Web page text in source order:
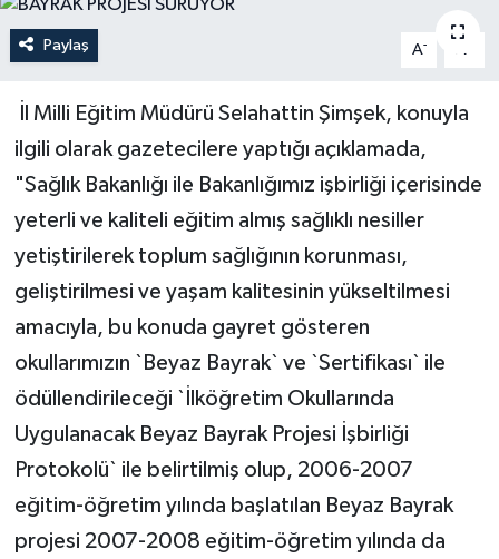
Paylaş A- A
İl Milli Eğitim Müdürü Selahattin Şimşek, konuyla
ilgili olarak gazetecilere yaptığı açıklamada,
"Sağlık Bakanlığı ile Bakanlığımız işbirliği içerisinde
yeterli ve kaliteli eğitim almış sağlıklı nesiller
yetiştirilerek toplum sağlığının korunması,
geliştirilmesi ve yaşam kalitesinin yükseltilmesi
amacıyla, bu konuda gayret gösteren
okullarımızın `Beyaz Bayrak` ve `Sertifikası` ile
ödüllendirileceği `İlköğretim Okullarında
Uygulanacak Beyaz Bayrak Projesi İşbirliği
Protokolü` ile belirtilmiş olup, 2006-2007
eğitim-öğretim yılında başlatılan Beyaz Bayrak
projesi 2007-2008 eğitim-öğretim yılında da